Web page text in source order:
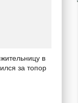
в
за топор